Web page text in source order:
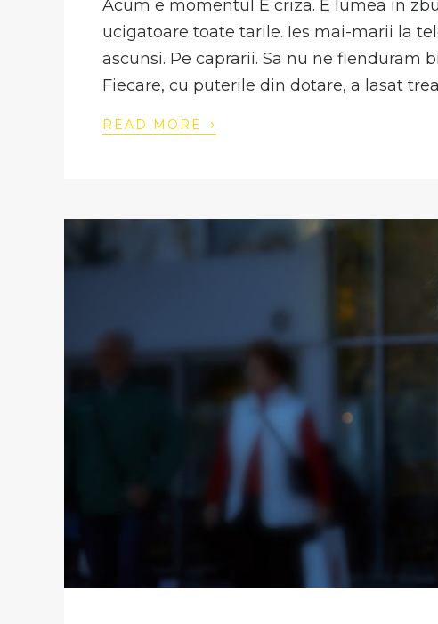
Acum e momentul E criza. E lumea in
ucigatoare toate tarile. Ies mai-marii la
ascunsi. Pe caprarii. Sa nu ne flenduram
Fiecare, cu puterile din dotare, a lasat
READ MORE ›